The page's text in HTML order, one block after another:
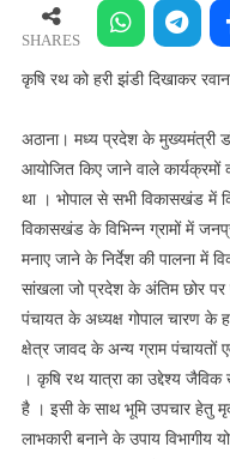
SHARES
कृषि रथ को हरी झंडी दिखाकर
अठाना। मध्य प्रदेश के मुख्यमंत्री
आयोजित किए जाने वाले कार्यक्रमों
था । भोपाल से सभी विकासखंड में
विकासखंड के विभिन्न ग्रामों में
मनाए जाने के निर्देश की पालना में
सांखला जो प्रदेश के अंतिम छोर
पंचायत के अध्यक्ष गोपाल चारण के
क्षेत्र जावद के अन्य ग्राम पंचायतों
। कृषि रथ यात्रा का उद्देश्य
है । इसी के साथ भूमि उपचार हेतु
लाभकारी बनाने के उपाय